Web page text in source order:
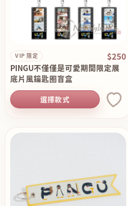
VIP 限定 $250
PINGU不僅僅是可愛期間限定展
底片風鑰匙圈盲盒
選擇款式